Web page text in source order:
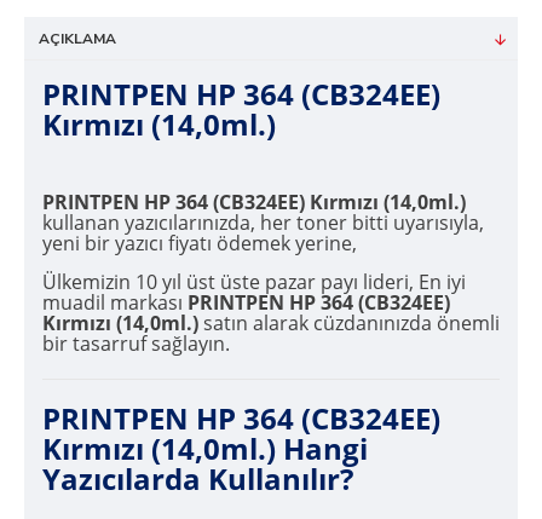
AÇIKLAMA
PRINTPEN HP 364 (CB324EE)
Kırmızı (14,0ml.)
PRINTPEN HP 364 (CB324EE) Kırmızı (14,0ml.)
kullanan yazıcılarınızda, her toner bitti uyarısıyla,
yeni bir yazıcı fiyatı ödemek yerine,
Ülkemizin 10 yıl üst üste pazar payı lideri, En iyi
muadil markası PRINTPEN HP 364 (CB324EE)
Kırmızı (14,0ml.)satın alarak cüzdanınızda önemli
bir tasarruf sağlayın.
PRINTPEN HP 364 (CB324EE)
Kırmızı (14,0ml.) Hangi
Yazıcılarda Kullanılır?